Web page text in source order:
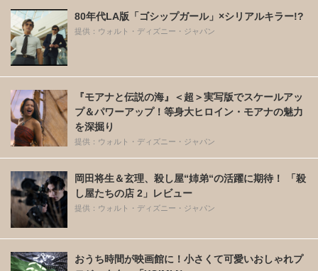
80年代LA版「ゴシップガール」×シリアルキラー!?
提供：ウォルト・ディズニー・ジャパン
『モアナと伝説の海』＜超＞実写版でスケールアッ
プ＆パワーアップ！等身大ヒロイン・モアナの魅力
を深掘り
提供：ウォルト・ディズニー・ジャパン
岡田将生＆玄理、殺し屋“姉弟“の活躍に期待！ 「殺
し屋たちの店 2」レビュー
提供：ウォルト・ディズニー・ジャパン
おうち時間が映画館に！小さくて可愛いおしゃれプ